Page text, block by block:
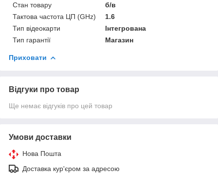
Стан товару
б/в
Тактова частота ЦП (GHz)
1.6
Тип відеокарти
Інтегрована
Тип гарантії
Магазин
Приховати
Відгуки про товар
Ще немає відгуків про цей товар
Умови доставки
Нова Пошта
Доставка кур'єром за адресою